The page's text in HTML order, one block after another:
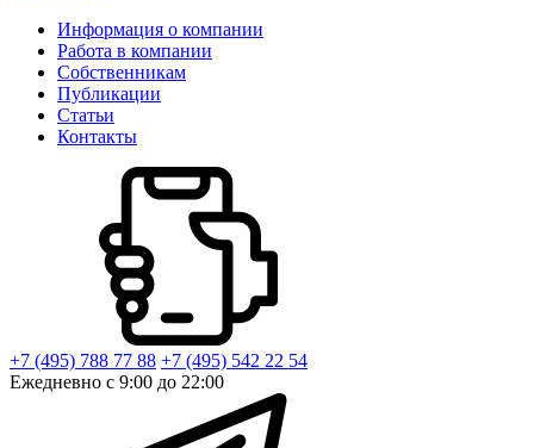
Информация о компании
Работа в компании
Собственникам
Публикации
Статьи
Контакты
+7 (495) 788 77 88 +7 (495) 542 22 54
Ежедневно с 9:00 до 22:00